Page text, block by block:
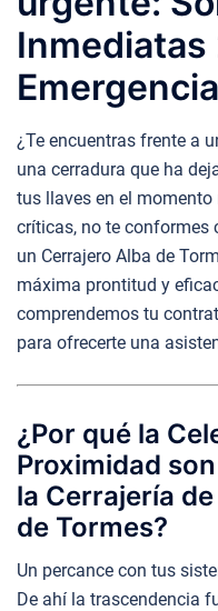
Emergencia
¿Te encuentras frente a
una cerradura que ha
tus llaves en el
críticas, no te conformes
un Cerrajero Alba de
máxima prontitud y
comprendemos tu
para ofrecerte una
¿Por qué la
Proximidad
la Cerrajería
de Tormes?
Un percance con tus
De ahí la trascendencia